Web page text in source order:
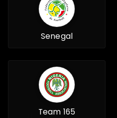
Senegal
Team 165